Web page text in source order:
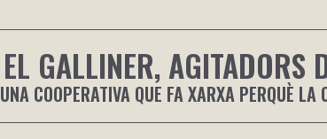
EL GALLINER, AGITADORS
UNA COOPERATIVA QUE FA XARXA PERQUÈ